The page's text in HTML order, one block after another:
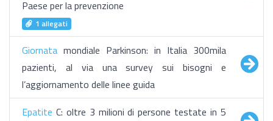
Paese per la prevenzione
1 allegati
Giornata mondiale Parkinson: in Italia 300mila
pazienti, al via una survey sui bisogni e
l’aggiornamento delle linee guida
Epatite C: oltre 3 milioni di persone testate in 5